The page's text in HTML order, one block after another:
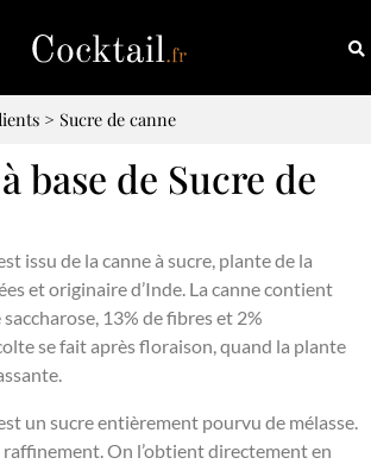
> Sucre de canne
base de Sucre de
issu de la canne à sucre, plante de la
et originaire d’Inde. La canne contient
saccharose, 13% de fibres et 2%
se fait après floraison, quand la plante
un sucre entièrement pourvu de mélasse.
raffinement. On l’obtient directement en